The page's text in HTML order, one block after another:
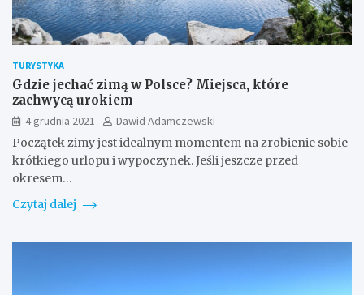
TURYSTYKA
Gdzie jechać zimą w Polsce? Miejsca, które
zachwycą urokiem
4 grudnia 2021
Dawid Adamczewski
Początek zimy jest idealnym momentem na zrobienie sobie
krótkiego urlopu i wypoczynek. Jeśli jeszcze przed
okresem…
Czytaj dalej